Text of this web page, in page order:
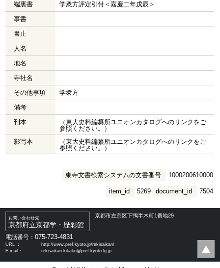
端裏書
学衆方評定引付＜嘉慶二年戊辰＞
事書
書止
人名
地名
寺社名
その他事項
学衆方
備考
刊本
（東大史料編纂所ユニオンカタログへのリンクをご
参照ください。）
影写本
（東大史料編纂所ユニオンカタログへのリンクをご
参照ください。）
東寺文書検索システムの文書番号 1000200610000
document_id 7504
item_id 5269
お問い合わせ先
京都府立京都学・歴彩館
京都市左京区下鴨半木町1番地29
電話番号：075-723-4831
URL ：
http://www.pref.kyoto.jp/rekisaikan/
E-mail：
rekisaikan-kikaku@pref.kyoto.lg.jp